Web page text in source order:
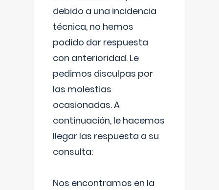
debido a una incidencia
técnica, no hemos
podido dar respuesta
con anterioridad. Le
pedimos disculpas por
las molestias
ocasionadas. A
continuación, le hacemos
llegar las respuesta a su
consulta:
Nos encontramos en la